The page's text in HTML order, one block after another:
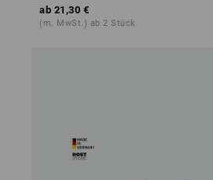
ab 21,30 €
(m. MwSt.) ab 2 Stück